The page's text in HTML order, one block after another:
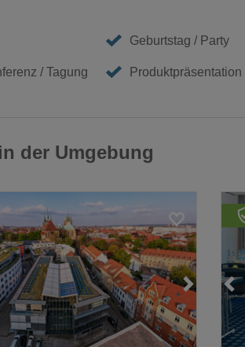
Geburtstag / Party
/ Tagung Produktpräsentation
der Umgebung
Loading... Loading...